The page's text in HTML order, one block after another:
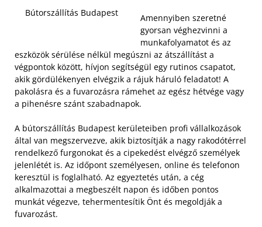
Bútorszállítás Budapest
Amennyiben szeretné
gyorsan véghezvinni a
munkafolyamatot és az
eszközök sérülése nélkül megúszni az átszállítást a
végpontok között, hívjon segítségül egy rutinos csapatot,
akik gördülékenyen elvégzik a rájuk háruló feladatot! A
pakolásra és a fuvarozásra rámehet az egész hétvége vagy
a pihenésre szánt szabadnapok.
A bútorszállítás Budapest kerületeiben profi vállalkozások
által van megszervezve, akik biztosítják a nagy rakodótérrel
rendelkező furgonokat és a cipekedést elvégző személyek
jelenlétét is. Az időpont személyesen, online és telefonon
keresztül is foglalható. Az egyeztetés után, a cég
alkalmazottai a megbeszélt napon és időben pontos
munkát végezve, tehermentesítik Önt és megoldják a
fuvarozást.